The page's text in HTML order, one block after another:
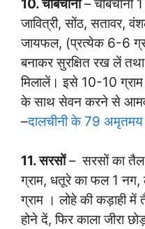
10. चोबचीनी–चोबचीनी
जावित्री, सोंठ, सतावर,
जायफल, (प्रत्येक 6-6
बनाकर सुरक्षित रख लें
मिलालें। इसे 10-10 ग्राम
के साथ सेवन करने से
–दालचीनी के 79 अमृतमय
11. सरसों– सरसों का तैल
ग्राम, धतूरे का फल 1
ग्राम । लोहे की कड़ाही
होने दें, फिर काला जीरा